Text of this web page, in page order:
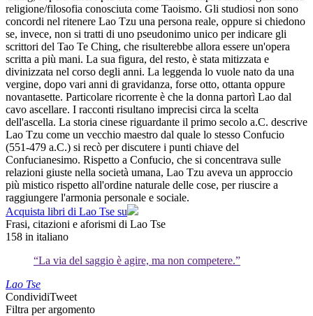
religione/filosofia conosciuta come Taoismo. Gli studiosi non sono
concordi nel ritenere Lao Tzu una persona reale, oppure si chiedono
se, invece, non si tratti di uno pseudonimo unico per indicare gli
scrittori del Tao Te Ching, che risulterebbe allora essere un'opera
scritta a più mani. La sua figura, del resto, è stata mitizzata e
divinizzata nel corso degli anni. La leggenda lo vuole nato da una
vergine, dopo vari anni di gravidanza, forse otto, ottanta oppure
novantasette. Particolare ricorrente è che la donna partorì Lao dal
cavo ascellare. I racconti risultano imprecisi circa la scelta
dell'ascella. La storia cinese riguardante il primo secolo a.C. descrive
Lao Tzu come un vecchio maestro dal quale lo stesso Confucio
(551-479 a.C.) si recò per discutere i punti chiave del
Confucianesimo. Rispetto a Confucio, che si concentrava sulle
relazioni giuste nella società umana, Lao Tzu aveva un approccio
più mistico rispetto all'ordine naturale delle cose, per riuscire a
raggiungere l'armonia personale e sociale.
Acquista libri di Lao Tse su
Frasi, citazioni e aforismi di Lao Tse
158 in italiano
“La via del saggio è agire, ma non competere.”
Lao Tse
CondividiTweet
Filtra per argomento